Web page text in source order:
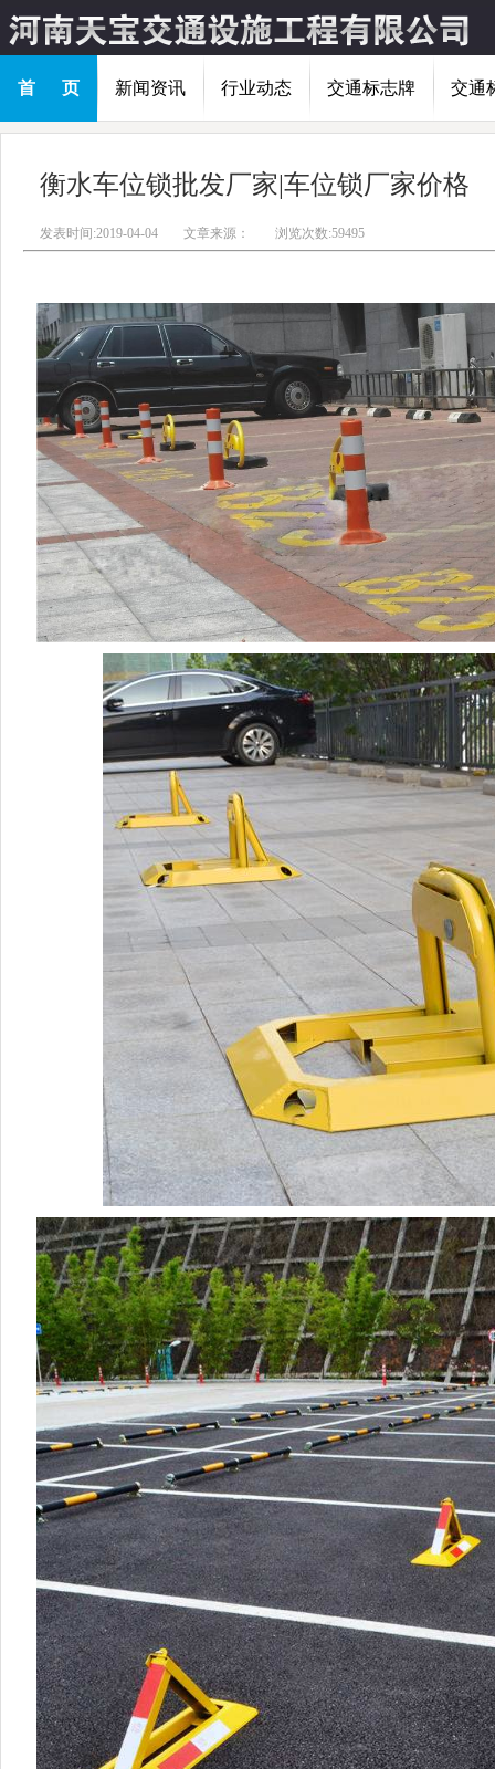
首 页 新闻资讯 行业动态 交通标志牌 交通
衡水车位锁批发厂家|车位锁厂家价格
发表时间:2019-04-04 文章来源： 浏览次数:59495